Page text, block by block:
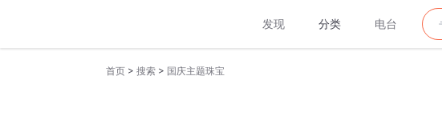
发现 分类 电台
首页 > 搜索 > 国庆主题珠宝